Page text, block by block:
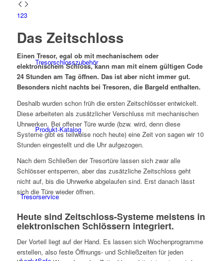
Tresorschlosszubehör
Produkt-Katalog
Tresorservice
123
Das Zeitschloss
Einen Tresor, egal ob mit mechanischem oder
elektronischem Schloss, kann man mit einem gültigen Code
24 Stunden am Tag öffnen. Das ist aber nicht immer gut.
Besonders nicht nachts bei Tresoren, die Bargeld enthalten.
Deshalb wurden schon früh die ersten Zeitschlösser entwickelt.
Diese arbeiteten als zusätzlicher Verschluss mit mechanischen
Uhrwerken. Bei offener Türe wurde (bzw. wird, denn diese
Systeme gibt es teilweise noch heute) eine Zeit von sagen wir 10
Stunden eingestellt und die Uhr aufgezogen.
Nach dem Schließen der Tresortüre lassen sich zwar alle
Schlösser entsperren, aber das zusätzliche Zeitschloss geht
nicht auf, bis die Uhrwerke abgelaufen sind. Erst danach lässt
sich die Türe wieder öffnen.
Heute sind Zeitschloss-Systeme meistens in
elektronischen Schlössern integriert.
Der Vorteil liegt auf der Hand. Es lassen sich Wochenprogramme
erstellen, also feste Öffnungs- und Schließzeiten für jeden